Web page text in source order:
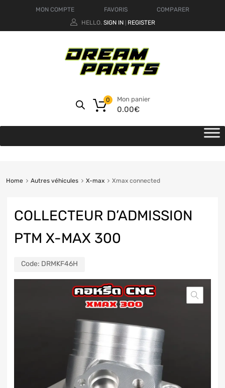
MON COMPTE FAVORIS
COMPARER
HELLO. SIGN IN REGISTER
Mon panier
0.00€
0
Home Autres véhicules X-max Xmax connected
COLLECTEUR D’ADMISSION
PTM X-MAX 300
Code: DRMKF46H